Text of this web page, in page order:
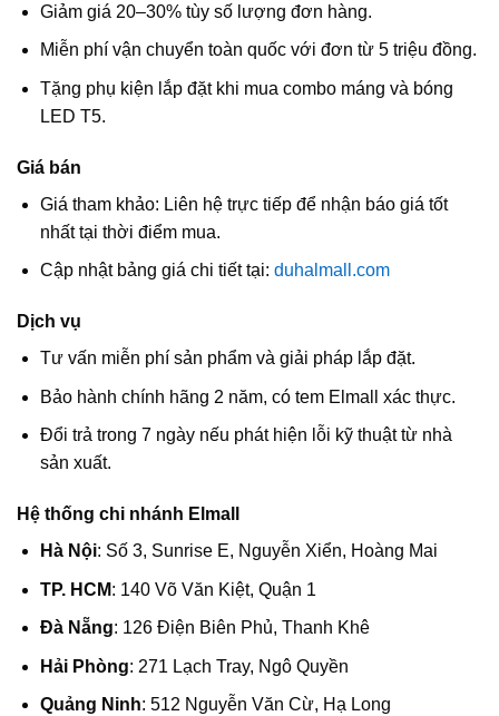
Giảm giá 20–30% tùy số lượng đơn hàng.
Miễn phí vận chuyển toàn quốc với đơn từ 5 triệu đồng.
Tặng phụ kiện lắp đặt khi mua combo máng và bóng
LED T5.
Giá bán
Giá tham khảo: Liên hệ trực tiếp để nhận báo giá tốt
nhất tại thời điểm mua.
Cập nhật bảng giá chi tiết tại: duhalmall.com
Dịch vụ
Tư vấn miễn phí sản phẩm và giải pháp lắp đặt.
Bảo hành chính hãng 2 năm, có tem Elmall xác thực.
Đổi trả trong 7 ngày nếu phát hiện lỗi kỹ thuật từ nhà
sản xuất.
Hệ thống chi nhánh Elmall
Hà Nội: Số 3, Sunrise E, Nguyễn Xiển, Hoàng Mai
TP. HCM: 140 Võ Văn Kiệt, Quận 1
Đà Nẵng: 126 Điện Biên Phủ, Thanh Khê
Hải Phòng: 271 Lạch Tray, Ngô Quyền
Quảng Ninh: 512 Nguyễn Văn Cừ, Hạ Long